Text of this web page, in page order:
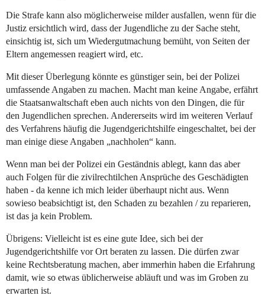
Die Strafe kann also möglicherweise milder ausfallen, wenn für die
Justiz ersichtlich wird, dass der Jugendliche zu der Sache steht,
einsichtig ist, sich um Wiedergutmachung bemüht, von Seiten der
Eltern angemessen reagiert wird, etc.
Mit dieser Überlegung könnte es günstiger sein, bei der Polizei
umfassende Angaben zu machen. Macht man keine Angabe, erfährt
die Staatsanwaltschaft eben auch nichts von den Dingen, die für
den Jugendlichen sprechen. Andererseits wird im weiteren Verlauf
des Verfahrens häufig die Jugendgerichtshilfe eingeschaltet, bei der
man einige diese Angaben „nachholen“ kann.
Wenn man bei der Polizei ein Geständnis ablegt, kann das aber
auch Folgen für die zivilrechtilchen Ansprüche des Geschädigten
haben - da kenne ich mich leider überhaupt nicht aus. Wenn
sowieso beabsichtigt ist, den Schaden zu bezahlen / zu reparieren,
ist das ja kein Problem.
Übrigens: Vielleicht ist es eine gute Idee, sich bei der
Jugendgerichtshilfe vor Ort beraten zu lassen. Die dürfen zwar
keine Rechtsberatung machen, aber immerhin haben die Erfahrung
damit, wie so etwas üblicherweise abläuft und was im Groben zu
erwarten ist.